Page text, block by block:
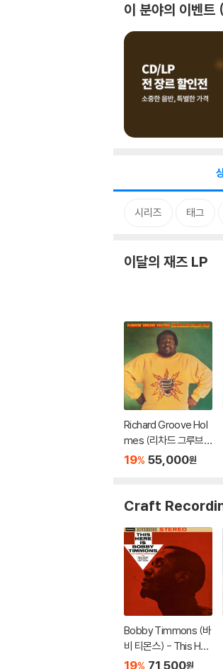
이 분야의 이벤트
시리즈 태그
이달의 재즈 LP
Richard Groove Hol
mes (리차드 그루브
홈스) - Six Million Doll
19% 55,000원
Craft
Bobby Timmons (바
비 티몬스) - This Her
e Is Bobby Timmon
19% 71,500원